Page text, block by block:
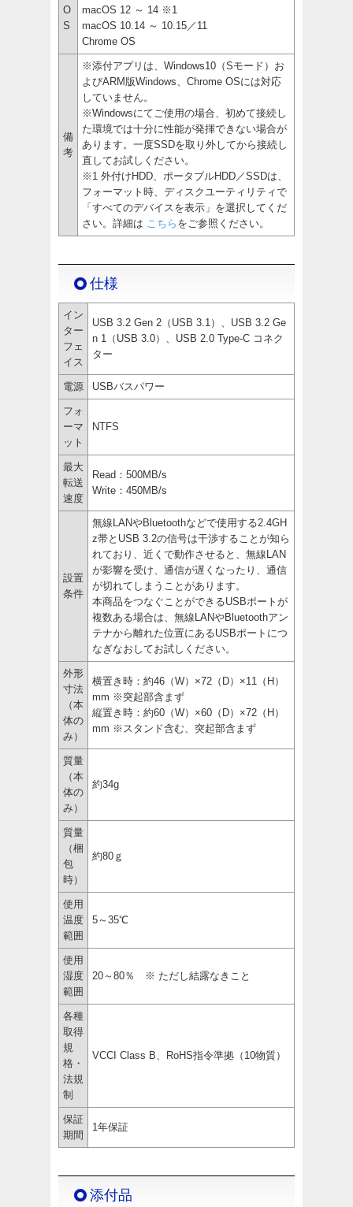
O
S
macOS 12 ～ 14 ※1
macOS 10.14 ～ 10.15／11
Chrome OS
備
考
※添付アプリは、Windows10（Sモード）お
よびARM版Windows、Chrome OSには対応
していません。
※Windowsにてご使用の場合、初めて接続し
た環境では十分に性能が発揮できない場合が
あります。一度SSDを取り外してから接続し
直してお試しください。
※1 外付けHDD、ポータブルHDD／SSDは、
フォーマット時、ディスクユーティリティで
「すべてのデバイスを表示」を選択してくだ
さい。詳細は こちら をご参照ください。
仕様
イン
ター
フェ
イス
USB 3.2 Gen 2（USB 3.1）、USB 3.2 Ge
n 1（USB 3.0）、USB 2.0 Type-C コネク
ター
電源 USBバスパワー
フォ
ーマ
ット
NTFS
最大
転送
速度
Read：500MB/s
Write：450MB/s
設置
条件
無線LANやBluetoothなどで使用する2.4GH
z帯とUSB 3.2の信号は干渉することが知ら
れており、近くで動作させると、無線LAN
が影響を受け、通信が遅くなったり、通信
が切れてしまうことがあります。
本商品をつなぐことができるUSBポートが
複数ある場合は、無線LANやBluetoothアン
テナから離れた位置にあるUSBポートにつ
なぎなおしてお試しください。
外形
寸法
（本
体の
み）
横置き時：約46（W）×72（D）×11（H）
mm ※突起部含まず
縦置き時：約60（W）×60（D）×72（H）
mm ※スタンド含む、突起部含まず
質量
（本
体の
み）
約34g
質量
（梱
包
時）
約80ｇ
使用
温度
範囲
5～35℃
使用
湿度
範囲
20～80％ ※ ただし結露なきこと
各種
取得
規
格・
法規
制
VCCI Class B、RoHS指令準拠（10物質）
保証
期間
1年保証
添付品